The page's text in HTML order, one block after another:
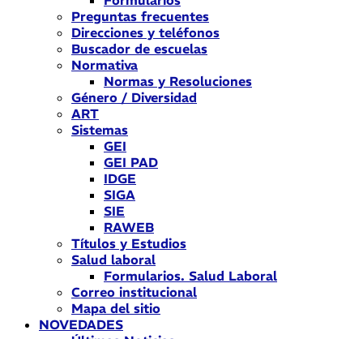
Preguntas frecuentes
Direcciones y teléfonos
Buscador de escuelas
Normativa
Normas y Resoluciones
Género / Diversidad
ART
Sistemas
GEI
GEI PAD
IDGE
SIGA
SIE
RAWEB
Títulos y Estudios
Salud laboral
Formularios. Salud Laboral
Correo institucional
Mapa del sitio
NOVEDADES